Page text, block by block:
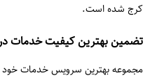
کرج شده است.
تضمین بهترین کیفیت خدمات
مجموعه بهترین سرویس خدمات خود